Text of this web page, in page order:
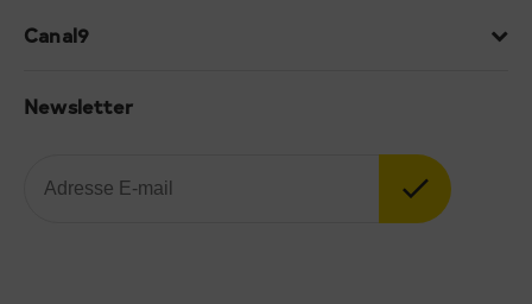
Canal9
Newsletter